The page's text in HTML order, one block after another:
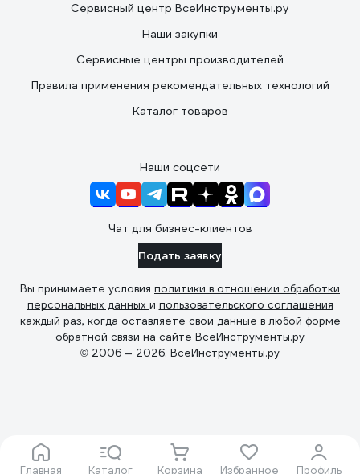
Главная Каталог Корзина Избранное Профиль
Сервисный центр ВсеИнструменты.ру
Наши закупки
Сервисные центры производителей
Правила применения рекомендательных технологий
Каталог товаров
Наши соцсети
Чат для бизнес-клиентов
Подать заявку
Вы принимаете условия политики в отношении обработки
персональных данных и пользовательского соглашения
каждый раз, когда оставляете свои данные в любой форме
обратной связи на сайте ВсеИнструменты.ру
© 2006 — 2026. ВсеИнструменты.ру